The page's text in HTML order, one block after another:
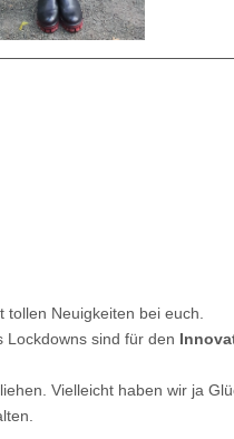
Neuigkeiten bei euch.
Lockdowns sind für den
Vielleicht haben wir ja